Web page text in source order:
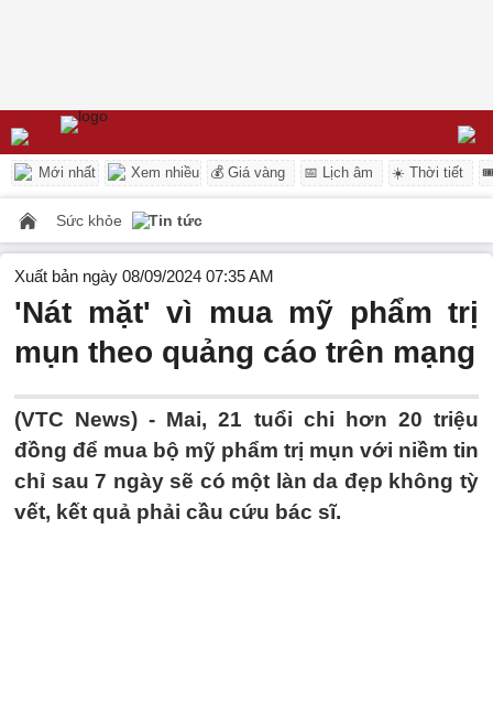
Mới nhất Xem nhiều 💰 Giá vàng 📅 Lịch âm ☀️ Thời tiết
Sức khỏe Tin tức
Xuất bản ngày 08/09/2024 07:35 AM
'Nát mặt' vì mua mỹ phẩm trị
mụn theo quảng cáo trên mạng
(VTC News) - Mai, 21 tuổi chi hơn 20 triệu
đồng để mua bộ mỹ phẩm trị mụn với niềm tin
chỉ sau 7 ngày sẽ có một làn da đẹp không tỳ
vết, kết quả phải cầu cứu bác sĩ.